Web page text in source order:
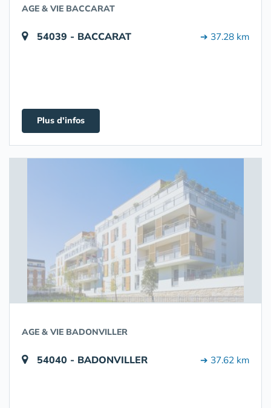
AGE & VIE BACCARAT
54039 - BACCARAT ➔ 37.28 km
Plus d'infos
AGE & VIE BADONVILLER
54040 - BADONVILLER ➔ 37.62 km